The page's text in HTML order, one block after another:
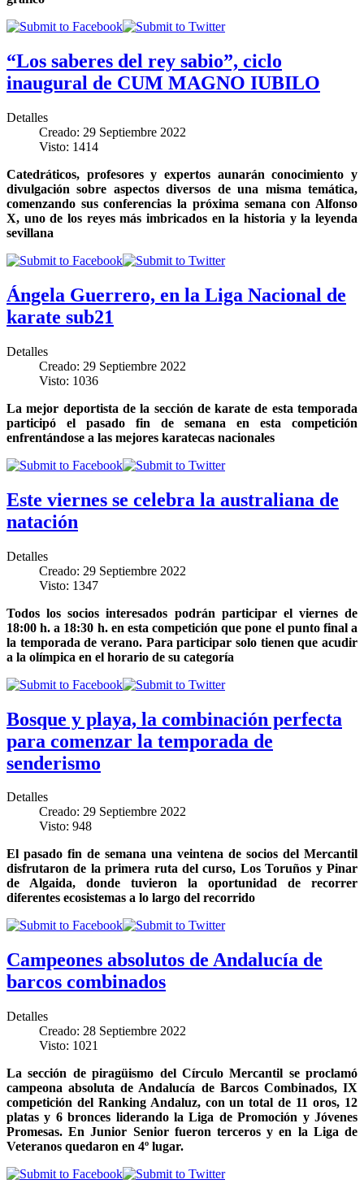
“Los saberes del rey sabio”, ciclo
inaugural de CUM MAGNO IUBILO
Detalles
Creado: 29 Septiembre 2022
Visto: 1414
Catedráticos, profesores y expertos aunarán conocimiento y
divulgación sobre aspectos diversos de una misma temática,
comenzando sus conferencias la próxima semana con Alfonso
X, uno de los reyes más imbricados en la historia y la leyenda
sevillana
Ángela Guerrero, en la Liga Nacional de
karate sub21
Detalles
Creado: 29 Septiembre 2022
Visto: 1036
La mejor deportista de la sección de karate de esta temporada
participó el pasado fin de semana en esta competición
enfrentándose a las mejores karatecas nacionales
Este viernes se celebra la australiana de
natación
Detalles
Creado: 29 Septiembre 2022
Visto: 1347
Todos los socios interesados podrán participar el viernes de
18:00 h. a 18:30 h. en esta competición que pone el punto final a
la temporada de verano. Para participar solo tienen que acudir
a la olímpica en el horario de su categoría
Bosque y playa, la combinación perfecta
para comenzar la temporada de
senderismo
Detalles
Creado: 29 Septiembre 2022
Visto: 948
El pasado fin de semana una veintena de socios del Mercantil
disfrutaron de la primera ruta del curso, Los Toruños y Pinar
de Algaida, donde tuvieron la oportunidad de recorrer
diferentes ecosistemas a lo largo del recorrido
Campeones absolutos de Andalucía de
barcos combinados
Detalles
Creado: 28 Septiembre 2022
Visto: 1021
La sección de piragüismo del Círculo Mercantil se proclamó
campeona absoluta de Andalucía de Barcos Combinados, IX
competición del Ranking Andaluz, con un total de 11 oros, 12
platas y 6 bronces liderando la Liga de Promoción y Jóvenes
Promesas. En Junior Senior fueron terceros y en la Liga de
Veteranos quedaron en 4º lugar.